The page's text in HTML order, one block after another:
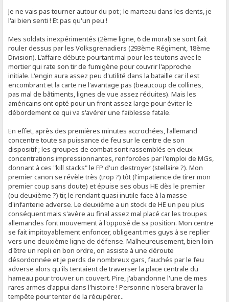
Je ne vais pas tourner autour du pot ; le marteau dans les dents, je
l'ai bien senti ! Et pas qu'un peu !
Mes soldats inexpérimentés (2ème ligne, 6 de moral) se sont fait
rouler dessus par les Volksgrenadiers (293ème Régiment, 18ème
Division). L'affaire débute pourtant mal pour les teutons avec le
mortier qui rate son tir de fumigène pour couvrir l'approche
initiale. L'engin aura assez peu d'utilité dans la bataille car il est
encombrant et la carte ne l'avantage pas (beaucoup de collines,
pas mal de bâtiments, lignes de vue assez réduites). Mais les
américains ont opté pour un front assez large pour éviter le
débordement ce qui va s'avérer une faiblesse fatale.
En effet, après des premières minutes accrochées, l'allemand
concentre toute sa puissance de feu sur le centre de son
dispositif ; les groupes de combat sont rassemblés en deux
concentrations impressionnantes, renforcées par l'emploi de MGs,
donnant à ces "kill stacks" le FP d'un destroyer (stellaire ?). Mon
premier canon se révèle très (trop ?) tôt (l'impatience de tirer mon
premier coup sans doute) et épuise ses obus HE dès le premier
(ou deuxième ?) tir, le rendant quasi inutile face à la masse
d'infanterie adverse. Le deuxième a un stock de HE un peu plus
conséquent mais s'avère au final assez mal placé car les troupes
allemandes font mouvement à l'opposé de sa position. Mon centre
se fait impitoyablement enfoncer, obligeant mes guys à se replier
vers une deuxième ligne de défense. Malheureusement, bien loin
d'être un repli en bon ordre, on assiste à une déroute
désordonnée et je perds de nombreux gars, fauchés par le feu
adverse alors qu'ils tentaient de traverser la place centrale du
hameau pour trouver un couvert. Pire, j'abandonne l'une de mes
rares armes d'appui dans l'histoire ! Personne n'osera braver la
tempête pour tenter de la récupérer...